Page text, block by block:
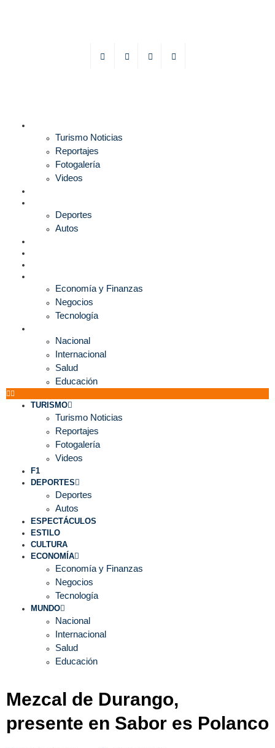
Turismo Noticias
Reportajes
Fotogalería
Videos
Deportes
Autos
Economía y Finanzas
Negocios
Tecnología
Nacional
Internacional
Salud
Educación
TURISMO
Turismo Noticias
Reportajes
Fotogalería
Videos
F1
DEPORTES
Deportes
Autos
ESPECTÁCULOS
ESTILO
CULTURA
ECONOMÍA
Economía y Finanzas
Negocios
Tecnología
MUNDO
Nacional
Internacional
Salud
Educación
Mezcal de Durango,
presente en Sabor es Polanco